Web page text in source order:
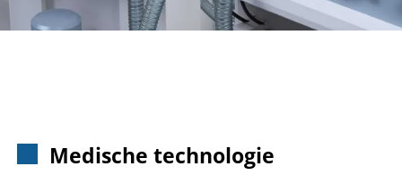
Medische technologie